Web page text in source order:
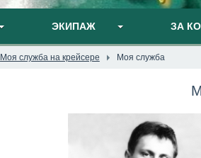
ЭКИПАЖ ЗА
Моя служба на крейсере Моя служба